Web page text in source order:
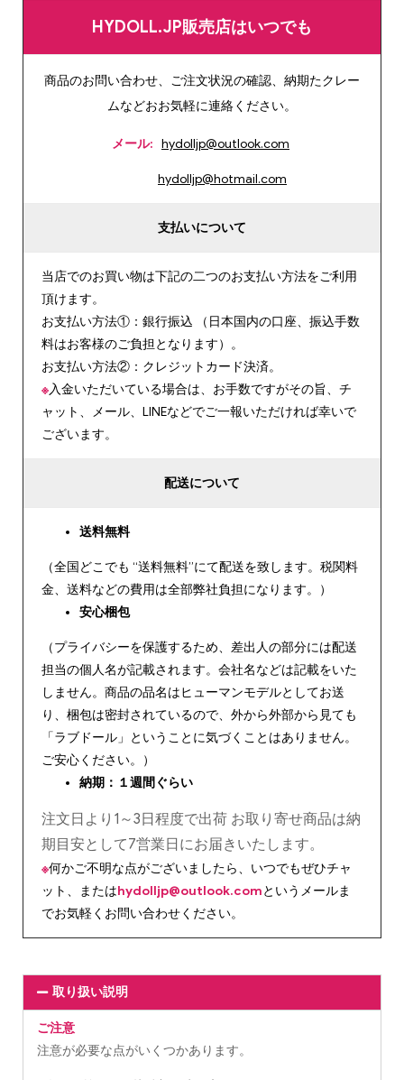
HYDOLL.JP販売店はいつでも
商品のお問い合わせ、ご注文状況の確認、納期たクレー
ムなどおお気軽に連絡ください。
メール: hydolljp@outlook.com
hydolljp@hotmail.com
支払いについて
当店でのお買い物は下記の二つのお支払い方法をご利用
頂けます。
お支払い方法①：銀行振込 （日本国内の口座、振込手数
料はお客様のご負担となります）。
お支払い方法②：クレジットカード決済。
※入金いただいている場合は、お手数ですがその旨、チ
ャット、メール、LINEなどでご一報いただければ幸いで
ございます。
配送について
送料無料
（全国どこでも “送料無料”にて配送を致します。税関料
金、送料などの費用は全部弊社負担になります。）
安心梱包
（プライバシーを保護するため、差出人の部分には配送
担当の個人名が記載されます。会社名などは記載をいた
しません。商品の品名はヒューマンモデルとしてお送
り、梱包は密封されているので、外から外部から見ても
「ラブドール」ということに気づくことはありません。
ご安心ください。）
納期：１週間ぐらい
注文日より1～3日程度で出荷 お取り寄せ商品は納
期目安として7営業日にお届きいたします。
※何かご不明な点がございましたら、いつでもぜひチャ
ット、またはhydolljp@outlook.comというメールま
でお気軽くお問い合わせください。
取り扱い説明
ご注意
注意が必要な点がいくつかあります。